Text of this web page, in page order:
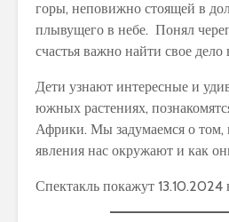
горы, неповижно стоящей в
плывущего в небе. Понял
счастья важно найти свое дело
Дети узнают интересные и
южных растениях,
Африки. Мы задумаемся о том,
явления нас окружают и как
Спектакль покажут